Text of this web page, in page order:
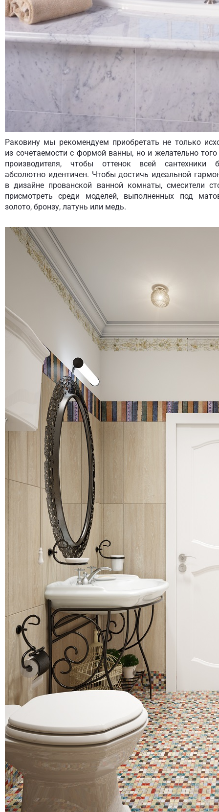
Раковину мы рекомендуем приобретать не только
из сочетаемости с формой ванны, но и желательно
производителя, чтобы оттенок всей сантехники
абсолютно идентичен. Чтобы достичь идеальной
в дизайне прованской ванной комнаты, смесители
присмотреть среди моделей, выполненных под
золото, бронзу, латунь или медь.